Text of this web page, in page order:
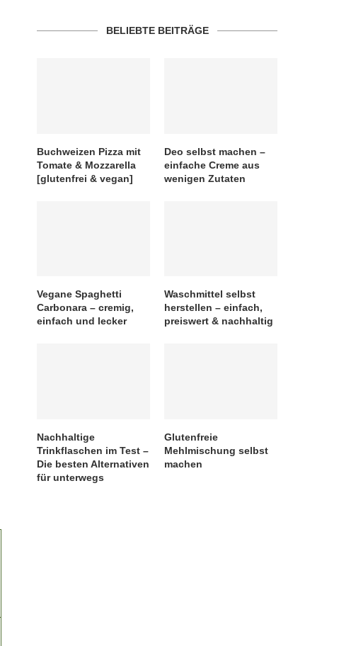
BELIEBTE BEITRÄGE
Buchweizen Pizza mit
Tomate & Mozzarella
[glutenfrei & vegan]
Deo selbst machen –
einfache Creme aus
wenigen Zutaten
Vegane Spaghetti
Carbonara – cremig,
einfach und lecker
Waschmittel selbst
herstellen – einfach,
preiswert & nachhaltig
Nachhaltige
Trinkflaschen im Test –
Die besten Alternativen
für unterwegs
Glutenfreie
Mehlmischung selbst
machen